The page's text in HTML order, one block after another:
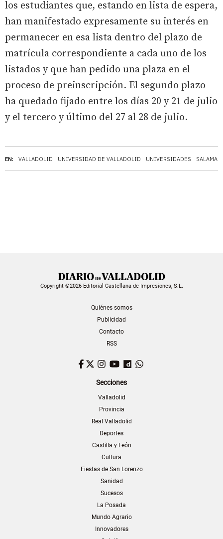
EN: VALLADOLID UNIVERSIDAD DE VALLADOLID UNIVERSIDADES
los estudiantes que, estando en lista de espera,
han manifestado expresamente su interés en
permanecer en esa lista dentro del plazo de
matrícula correspondiente a cada uno de los
listados y que han pedido una plaza en el
proceso de preinscripción. El segundo plazo
ha quedado fijado entre los días 20 y 21 de julio
y el tercero y último del 27 al 28 de julio.
Copyright ©2026 Editorial Castellana de Impresiones, S.L.
Quiénes somos
Publicidad
Contacto
RSS
Facebook
TwitterInstagram
YouTubeDailymotion
Secciones
Valladolid
Provincia
Real Valladolid
Deportes
Castilla y León
Cultura
Fiestas de San Lorenzo
Sanidad
Sucesos
La Posada
Mundo Agrario
Innovadores